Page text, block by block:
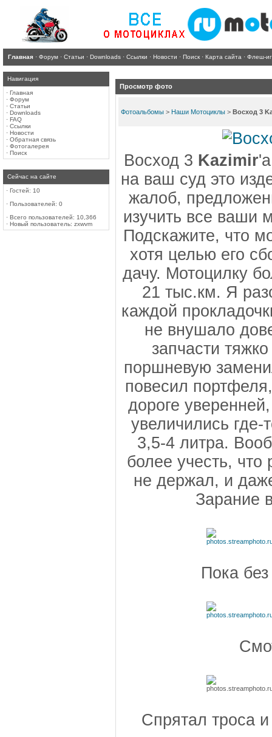
Главная · Форум · Статьи · Downloads · Ссылки · Новости · Поиск · Карта сайта · Флеш-
Навигация
· Главная
· Форум
· Статьи
· Downloads
· FAQ
· Ссылки
· Новости
· Обратная связь
· Фотогалерея
· Поиск
Сейчас на сайте
· Гостей: 10
· Пользователей: 0
· Всего пользователей: 10,366
· Новый пользователь: zxwvm
Просмотр фото
Фотоальбомы > Наши Мотоциклы > Восход 3
Восход 3 Kazimir
на ваш суд это
жалоб,
изучить все ваши
Подскажите, что
хотя целью его
дачу. Мотоцилку
21 тыс.км. Я
каждой
не внушало
запчасти
поршневую
повесил
дороге
увеличились где-
3,5-4 литра.
более учесть, что
не держал, и
Зарание
Пока
Спрятал троса